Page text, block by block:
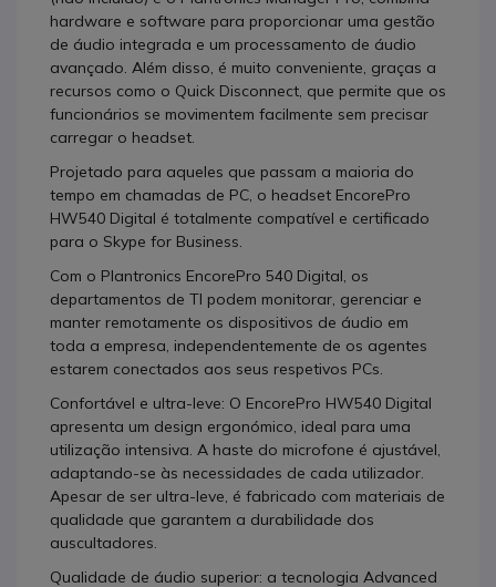
hardware e software para proporcionar uma gestão
de áudio integrada e um processamento de áudio
avançado. Além disso, é muito conveniente, graças a
recursos como o Quick Disconnect, que permite que os
funcionários se movimentem facilmente sem precisar
carregar o headset.
Projetado para aqueles que passam a maioria do
tempo em chamadas de PC, o headset EncorePro
HW540 Digital é totalmente compatível e certificado
para o Skype for Business.
Com o Plantronics EncorePro 540 Digital, os
departamentos de TI podem monitorar, gerenciar e
manter remotamente os dispositivos de áudio em
toda a empresa, independentemente de os agentes
estarem conectados aos seus respetivos PCs.
Confortável e ultra-leve: O EncorePro HW540 Digital
apresenta um design ergonómico, ideal para uma
utilização intensiva. A haste do microfone é ajustável,
adaptando-se às necessidades de cada utilizador.
Apesar de ser ultra-leve, é fabricado com materiais de
qualidade que garantem a durabilidade dos
auscultadores.
Qualidade de áudio superior: a tecnologia Advanced